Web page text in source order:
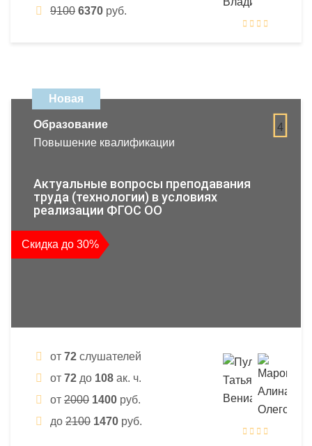
9100 6370 руб.
Новая
4
Образование
Повышение квалификации
Актуальные вопросы преподавания
труда (технологии) в условиях
реализации ФГОС ОО
Скидка до 30%
от 72 слушателей
от 72 до 108 ак. ч.
от 2000 1400 руб.
до 2100 1470 руб.